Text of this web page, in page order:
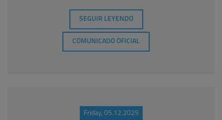
SEGUIR LEYENDO
COMUNICADO OFICIAL
Friday, 05.12.2025